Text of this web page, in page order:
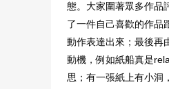
態。大家圍著眾多作品
了一件自己喜歡的作品
動作表達出來；最後再
動機，例如紙船真是
思；有一張紙上有小洞